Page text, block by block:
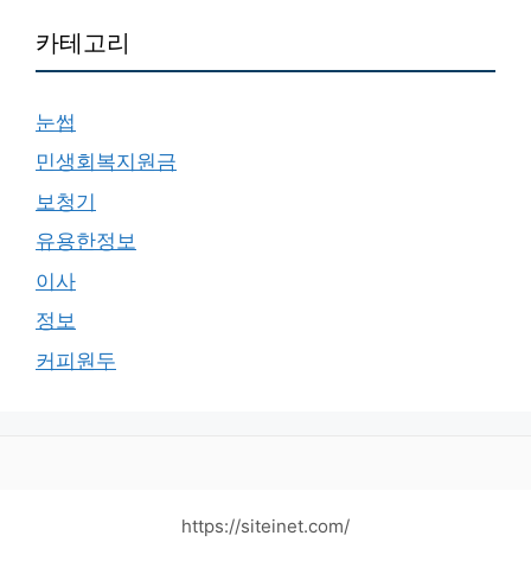
카테고리
눈썹
민생회복지원금
보청기
유용한정보
이사
정보
커피원두
https://siteinet.com/